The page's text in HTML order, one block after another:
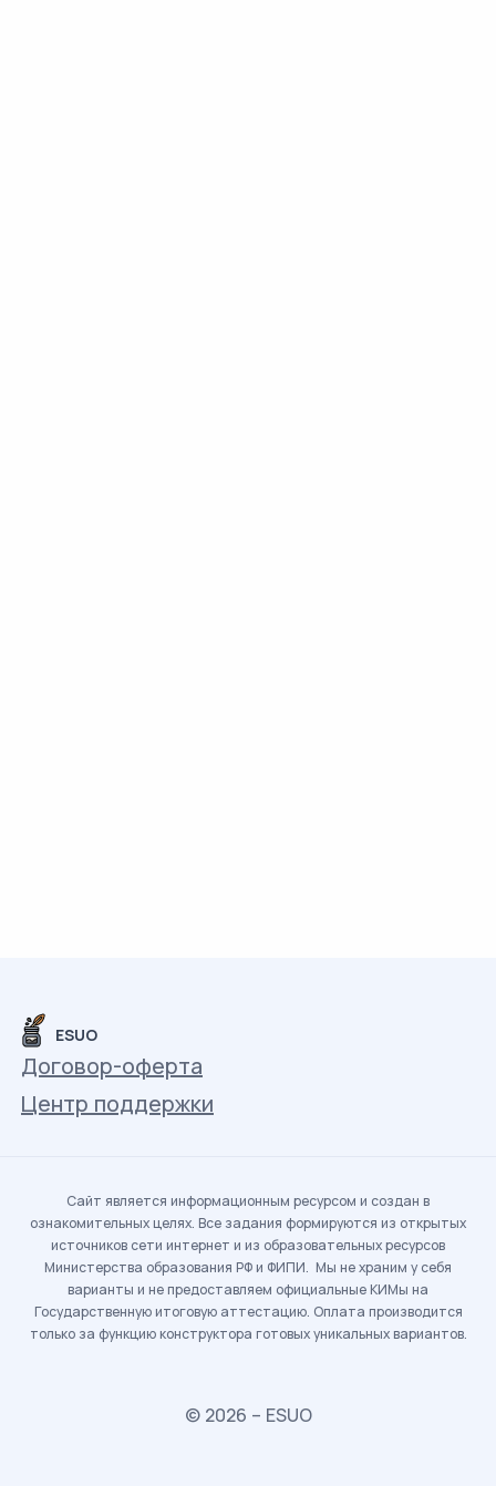
ESUO
Договор-оферта
Центр поддержки
Сайт является информационным ресурсом и создан в
ознакомительных целях. Все задания формируются из открытых
источников сети интернет и из образовательных ресурсов
Министерства образования РФ и ФИПИ. Мы не храним у себя
варианты и не предоставляем официальные КИМы на
Государственную итоговую аттестацию. Оплата производится
только за функцию конструктора готовых уникальных вариантов.
© 2026 – ESUO